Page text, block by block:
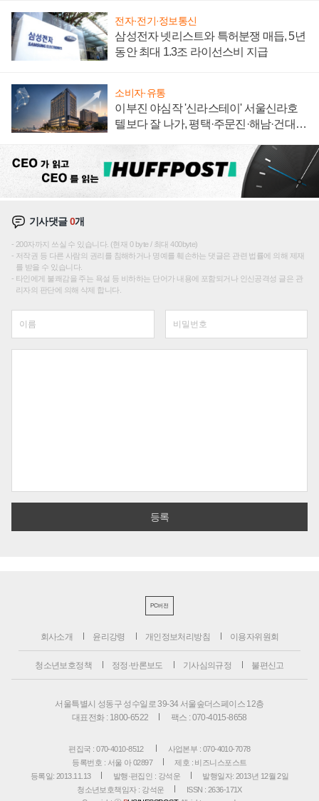
전자·전기·정보통신
삼성전자 넷리스트와 특허분쟁 매듭, 5년
동안 최대 1.3조 라이선스비 지급
소비자·유통
이부진 야심작 '신라스테이' 서울신라호
텔보다 잘 나가, 평택·주문진·해남·건대로
기사댓글0개
200자까지 쓰실 수 있습니다. (현재 0 byte / 최대 400byte)
저작권 등 다른 사람의 권리를 침해하거나 명예를 훼손하는 댓글은 관련 법률에 의해 제재
를 받을 수 있습니다.
타인에게 불쾌감을 주는 욕설 등 비하하는 단어가 내용에 포함되거나 인신공격성 글은 관
리자의 판단에 의해 삭제 합니다.
PC버전
회사소개 윤리강령 개인정보처리방침 이용자위원회
청소년보호정책 정정·반론보도 기사심의규정 불편신고
서울특별시 성동구 성수일로 39-34 서울숲더스페이스 12층
대표전화 : 1800-6522
팩스 : 070-4015-8658
편집국 : 070-4010-8512
사업본부 : 070-4010-7078
등록번호 : 서울 아 02897
제호 : 비즈니스포스트
등록일: 2013.11.13
발행·편집인 : 강석운
발행일자: 2013년 12월 2일
청소년보호책임자 : 강석운
ISSN : 2636-171X